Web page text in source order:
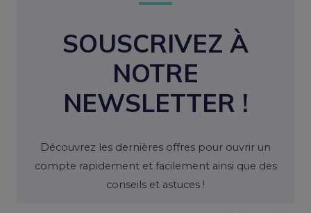
SOUSCRIVEZ À
NOTRE
NEWSLETTER !
Découvrez les dernières offres pour ouvrir un
compte rapidement et facilement ainsi que des
conseils et astuces !